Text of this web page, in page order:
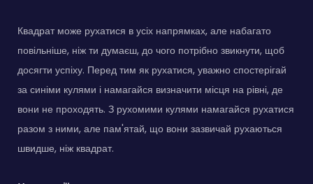
Квадрат може рухатися в усіх напрямках, але набагато
повільніше, ніж ти думаєш, до чого потрібно звикнути, щоб
досягти успіху. Перед тим як рухатися, уважно спостерігай
за синіми кулями і намагайся визначити місця на рівні, де
вони не проходять. З рухомими кулями намагайся рухатися
разом з ними, але пам'ятай, що вони зазвичай рухаються
швидше, ніж квадрат.